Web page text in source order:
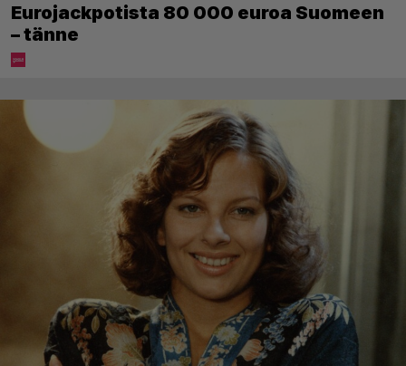
Eurojackpotista 80 000 euroa Suomeen
– tänne